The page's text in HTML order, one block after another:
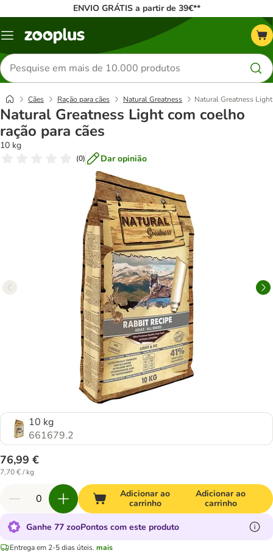
ENVIO GRÁTIS a partir de 39€**
Menu
Pesquisar
produtos
Cães Ração para cães Natural Greatness Natural Greatness
Natural Greatness Light com coelho
ração para cães
10 kg
(0) Dar opinião
10 kg
661679.2
76,99 €
7,70 € / kg
Adicionar ao
carrinho
Adicionar ao
carrinho
Ganhe 77 zooPontos com este produto
Entrega em 2-5 dias úteis. mais